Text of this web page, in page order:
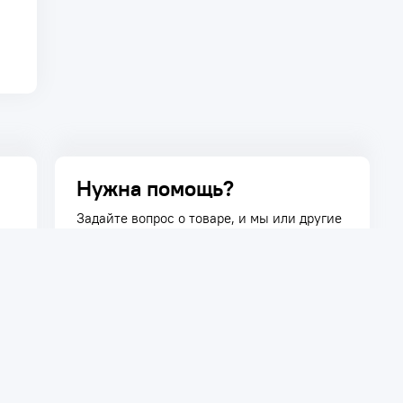
Нужна помощь?
Задайте вопрос о товаре, и мы или другие